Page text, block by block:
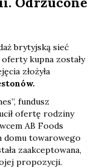
brytyjską sieć
kupna zostały
złożyła
fundusz
ofertę rodziny
AB Foods
domu towarowego
zaakceptowana,
propozycji.